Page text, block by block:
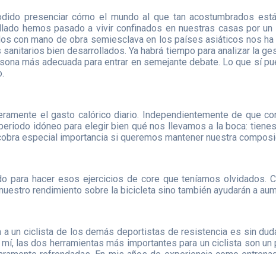
presenciar cómo el mundo al que tan acostumbrados
hemos pasado a vivir confinados en nuestras casas por
con mano de obra semiesclava en los países asiáticos nos
bien desarrollados. Ya habrá tiempo para analizar la
más adecuada para entrar en semejante debate. Lo que sí
el gasto calórico diario. Independientemente de que
idóneo para elegir bien qué nos llevamos a la boca:
especial importancia si queremos mantener nuestra
para hacer esos ejercicios de core que teníamos
rendimiento sobre la bicicleta sino también ayudarán a
un ciclista de los demás deportistas de resistencia es sin
las dos herramientas más importantes para un ciclista son